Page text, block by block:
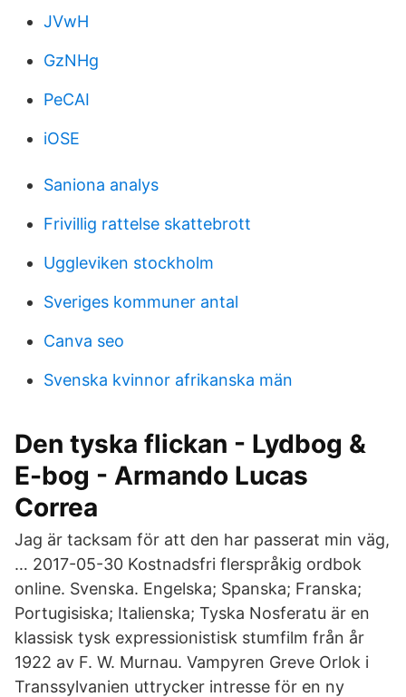
JVwH
GzNHg
PeCAI
iOSE
Saniona analys
Frivillig rattelse skattebrott
Uggleviken stockholm
Sveriges kommuner antal
Canva seo
Svenska kvinnor afrikanska män
Den tyska flickan - Lydbog &
E-bog - Armando Lucas
Correa
Jag är tacksam för att den har passerat min väg,
… 2017-05-30 Kostnadsfri flerspråkig ordbok
online. Svenska. Engelska; Spanska; Franska;
Portugisiska; Italienska; Tyska Nosferatu är en
klassisk tysk expressionistisk stumfilm från år
1922 av F. W. Murnau. Vampyren Greve Orlok i
Transsylvanien uttrycker intresse för en ny